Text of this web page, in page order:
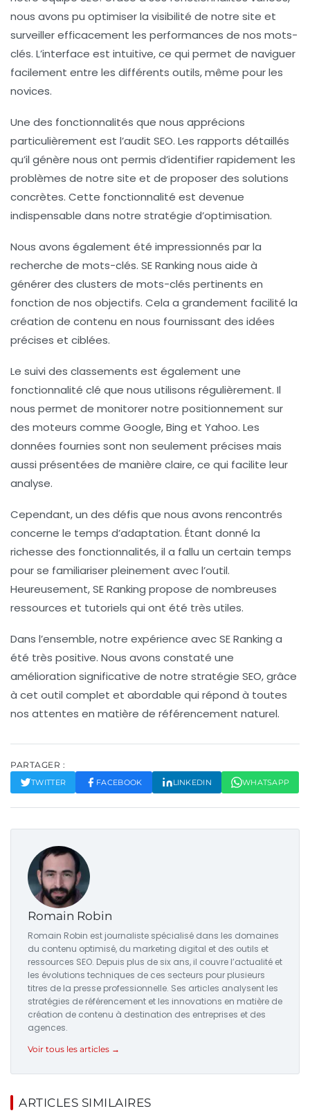
nous avons pu optimiser la visibilité de notre site et
surveiller efficacement les performances de nos mots-
clés. L’interface est intuitive, ce qui permet de naviguer
facilement entre les différents outils, même pour les
novices.
Une des fonctionnalités que nous apprécions
particulièrement est l’audit SEO. Les rapports détaillés
qu’il génère nous ont permis d’identifier rapidement les
problèmes de notre site et de proposer des solutions
concrètes. Cette fonctionnalité est devenue
indispensable dans notre stratégie d’optimisation.
Nous avons également été impressionnés par la
recherche de mots-clés. SE Ranking nous aide à
générer des clusters de mots-clés pertinents en
fonction de nos objectifs. Cela a grandement facilité la
création de contenu en nous fournissant des idées
précises et ciblées.
Le suivi des classements est également une
fonctionnalité clé que nous utilisons régulièrement. Il
nous permet de monitorer notre positionnement sur
des moteurs comme Google, Bing et Yahoo. Les
données fournies sont non seulement précises mais
aussi présentées de manière claire, ce qui facilite leur
analyse.
Cependant, un des défis que nous avons rencontrés
concerne le temps d’adaptation. Étant donné la
richesse des fonctionnalités, il a fallu un certain temps
pour se familiariser pleinement avec l’outil.
Heureusement, SE Ranking propose de nombreuses
ressources et tutoriels qui ont été très utiles.
Dans l’ensemble, notre expérience avec SE Ranking a
été très positive. Nous avons constaté une
amélioration significative de notre stratégie SEO, grâce
à cet outil complet et abordable qui répond à toutes
nos attentes en matière de référencement naturel.
PARTAGER :
TWITTER FACEBOOK LINKEDIN WHATSAPP
Romain Robin
Romain Robin est journaliste spécialisé dans les domaines
du contenu optimisé, du marketing digital et des outils et
ressources SEO. Depuis plus de six ans, il couvre l’actualité et
les évolutions techniques de ces secteurs pour plusieurs
titres de la presse professionnelle. Ses articles analysent les
stratégies de référencement et les innovations en matière de
création de contenu à destination des entreprises et des
agences.
Voir tous les articles →
ARTICLES SIMILAIRES